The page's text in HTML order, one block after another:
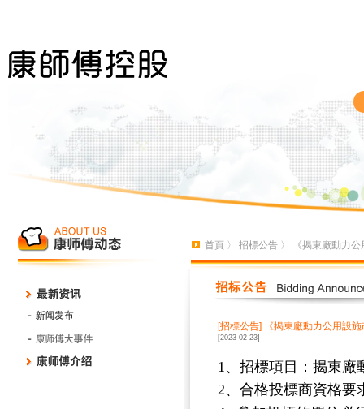
首頁 〉 招標公告 〉 《揭東廠動力
[招標公告] 《揭東廠動力公用設
[2023-02-23]
1、招標項目：揭東廠
2、合格投標商資格要